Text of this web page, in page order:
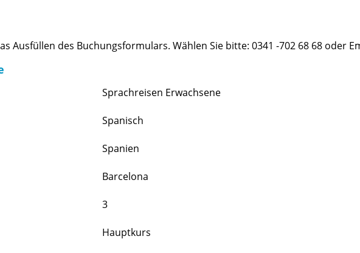
Ausfüllen des Buchungsformulars. Wählen Sie bitte: 0341 -702 68 68 oder
Sprachreisen Erwachsene
Spanisch
Spanien
Barcelona
3
Hauptkurs